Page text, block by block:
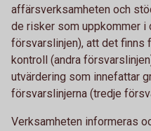
affärsverksamheten och
de risker som uppkommer i
försvarslinjen), att det finns
kontroll (andra
utvärdering som innefattar
försvarslinjerna (tredje
Verksamheten informeras